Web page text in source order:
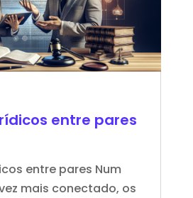
entre pares
entre pares Num
mais conectado, os